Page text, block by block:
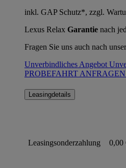
inkl. GAP Schutz*, zzgl.
Lexus Relax Garantie nach
Fragen Sie uns auch nach
Unverbindliches Angebot
PROBEFAHRT ANFRAGEN
Leasingdetails
Leasingsonderzahlung 0,00